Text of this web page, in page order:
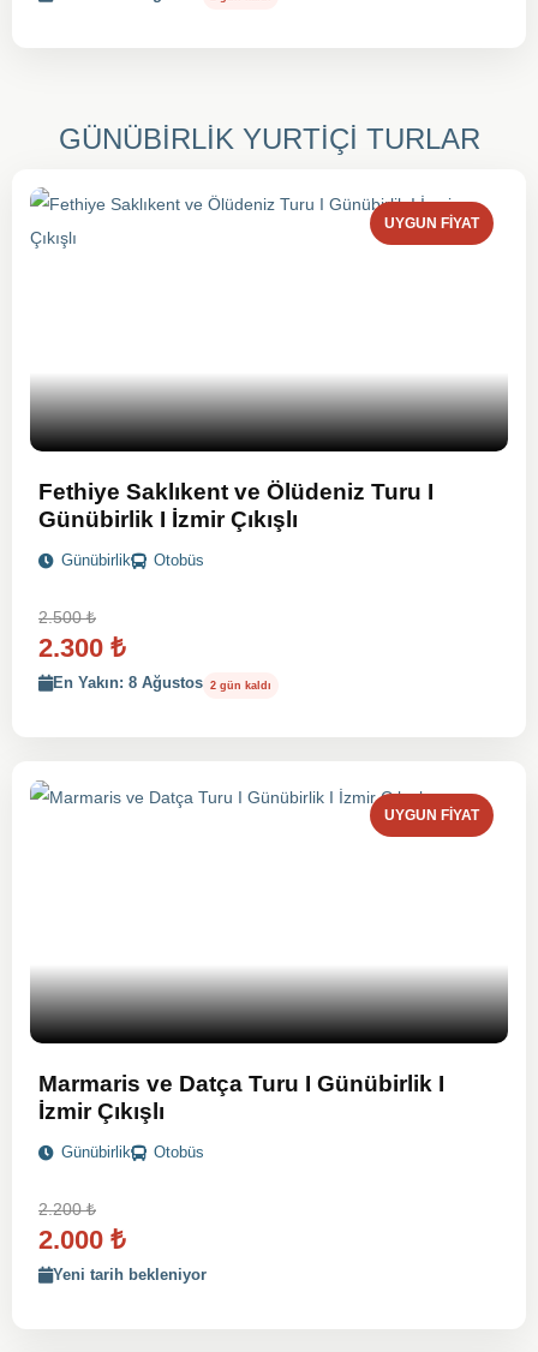
GÜNÜBİRLİK YURTİÇİ TURLAR
UYGUN FIYAT
Fethiye Saklıkent ve Ölüdeniz Turu I
Günübirlik I İzmir Çıkışlı
Günübirlik Otobüs
2.500₺
2.300 ₺
En Yakın: 8 Ağustos 2 gün kaldı
UYGUN FIYAT
Marmaris ve Datça Turu I Günübirlik I
İzmir Çıkışlı
Günübirlik Otobüs
2.200₺
2.000 ₺
Yeni tarih bekleniyor